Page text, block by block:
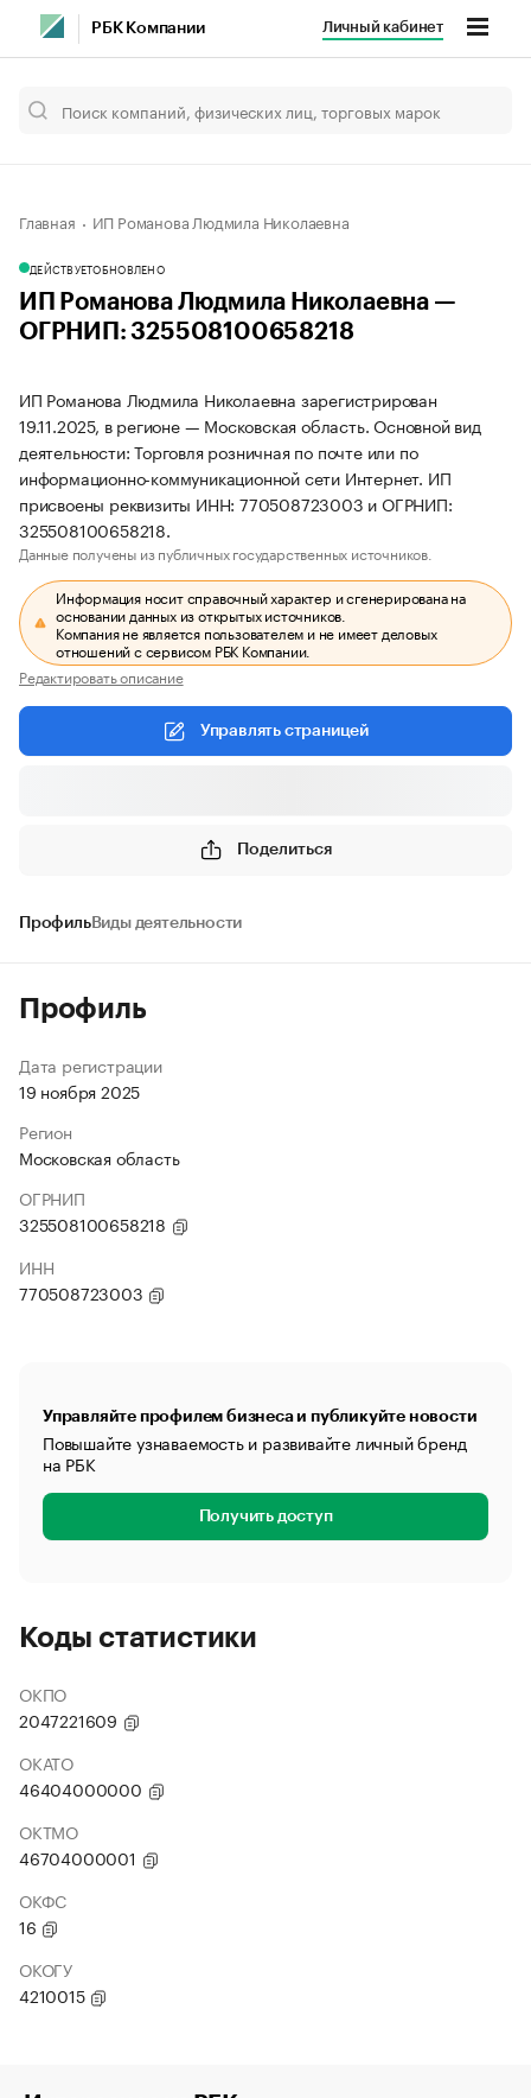
РБК Компании Личный кабинет
Главная ИП Романова Людмила Николаевна
ДЕЙСТВУЕТОБНОВЛЕНО
ИП Романова Людмила Николаевна —
ОГРНИП: 325508100658218
ИП Романова Людмила Николаевна зарегистрирован
19.11.2025, в регионе — Московская область. Основной вид
деятельности: Торговля розничная по почте или по
информационно-коммуникационной сети Интернет. ИП
присвоены реквизиты ИНН: 770508723003 и ОГРНИП:
325508100658218.
Данные получены из публичных государственных источников.
Информация носит справочный характер и сгенерирована на
основании данных из открытых источников.
Компания не является пользователем и не имеет деловых
отношений с сервисом РБК Компании.
Редактировать описание
Управлять страницей
Поделиться
ПрофильВиды деятельности
Профиль
Дата регистрации
19 ноября 2025
Регион
Московская область
ОГРНИП
325508100658218
ИНН
770508723003
Управляйте профилем бизнеса и публикуйте новости
Повышайте узнаваемость и развивайте личный бренд
на РБК
Получить доступ
Коды статистики
ОКПО
2047221609
ОКАТО
46404000000
ОКТМО
46704000001
ОКФС
16
ОКОГУ
4210015